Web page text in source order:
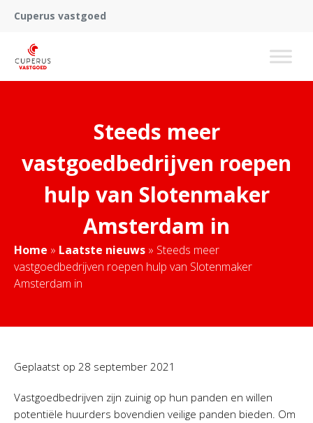
Cuperus vastgoed
Steeds meer
vastgoedbedrijven roepen
hulp van Slotenmaker
Amsterdam in
Home » Laatste nieuws » Steeds meer
vastgoedbedrijven roepen hulp van Slotenmaker
Amsterdam in
Geplaatst op 28 september 2021
Vastgoedbedrijven zijn zuinig op hun panden en willen
potentiële huurders bovendien veilige panden bieden. Om